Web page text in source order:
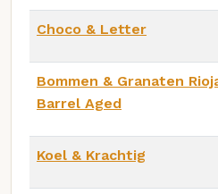
Choco & Letter
Bommen & Granaten
Barrel Aged
Koel & Krachtig